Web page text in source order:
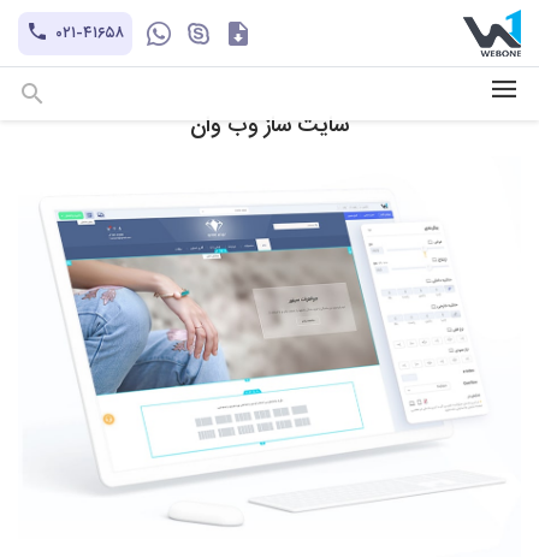
۰۲۱-۴۱۶۵۸
+۹۸-۹۳۰۲۱۲۱۱۰۱
hayatechsocial
کاتالوگ
سایت ساز وب وان